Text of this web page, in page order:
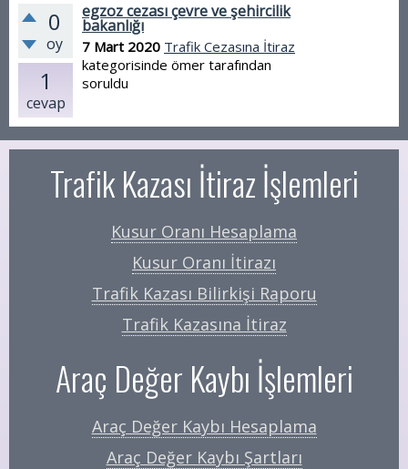
0
oy
1
cevap
egzoz cezası çevre ve şehircilik
bakanlığı
7 Mart 2020 Trafik Cezasına İtiraz
kategorisinde ömer tarafından
soruldu
Trafik Kazası İtiraz İşlemleri
Kusur Oranı Hesaplama
Kusur Oranı İtirazı
Trafik Kazası Bilirkişi Raporu
Trafik Kazasına İtiraz
Araç Değer Kaybı İşlemleri
Araç Değer Kaybı Hesaplama
Araç Değer Kaybı Şartları